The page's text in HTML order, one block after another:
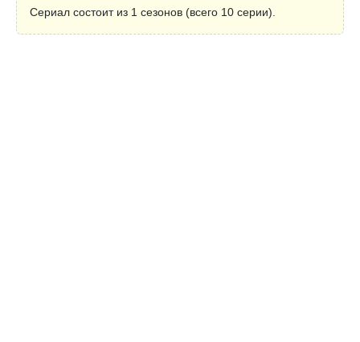
Сериал состоит из 1 сезонов (всего 10 серии).